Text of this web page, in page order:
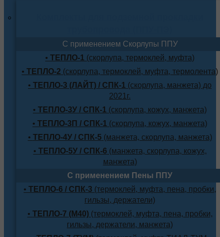
С применением Скорлупы ППУ
• ТЕПЛО-1 (скорлупа, термоклей, муфта)
• ТЕПЛО-2 (скорлупа, термоклей, муфта, термолента)
• ТЕПЛО-3 (ЛАЙТ) / СПК-1 (скорлупа, манжета) до
2021г.
• ТЕПЛО-3У / СПК-1 (скорлупа, кожух, манжета)
• ТЕПЛО-3П / СПК-1 (скорлупа, кожух, манжета)
• ТЕПЛО-4У / СПК-5 (манжета, скорлупа, манжета)
• ТЕПЛО-5У / СПК-6 (манжета, скорлупа, кожух,
манжета)
С применением Пены ППУ
• ТЕПЛО-6 / СПК-3 (термоклей, муфта, пена, пробки,
гильзы, держатели)
• ТЕПЛО-7 (М40)(термоклей, муфта, пена, пробки,
гильзы, держатели, манжета)